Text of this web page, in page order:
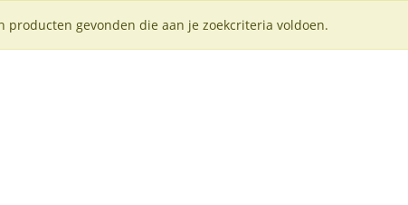
producten gevonden die aan je zoekcriteria voldoen.